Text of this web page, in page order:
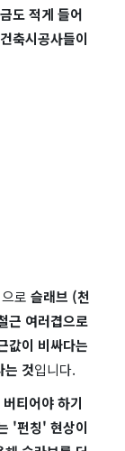
도 적게 들어
축시공사들이
로 슬래브 (천
근 여러겹으로
값이 비싸다는
는 것입니다.
티어야 하기
'펀칭' 현상이